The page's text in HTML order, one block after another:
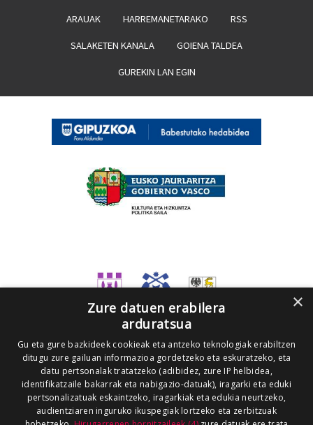
ARAUAK HARREMANETARAKO RSS
SALAKETEN KANALA GOIENA TALDEA
GUREKIN LAN EGIN
×
Zure datuen erabilera
arduratsua
Gu eta gure bazkideek cookieak eta antzeko teknologiak erabiltzen
ditugu zure gailuan informazioa gordetzeko eta eskuratzeko, eta
datu pertsonalak tratatzeko (adibidez, zure IP helbidea,
identifikatzaile bakarrak eta nabigazio-datuak), iragarki eta eduki
pertsonalizatuak eskaintzeko, iragarkiak eta edukia neurtzeko,
audientziaren inguruko ikuspegiak lortzeko eta zerbitzuak